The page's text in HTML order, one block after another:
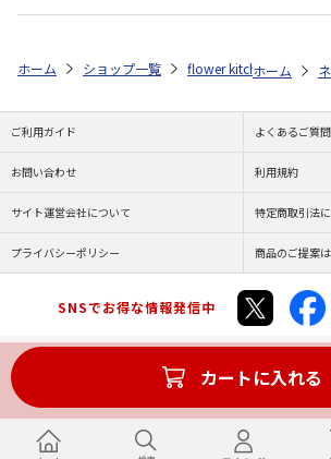
カートに入れる
ホーム ショップ一覧 flower kitchenホーム
ご利用ガイド よくあるご質問
お問い合わせ 利用規約
サイト運営会社について 特定商取引法
プライバシーポリシー 商品のご提案
SNSでお得な情報発信中